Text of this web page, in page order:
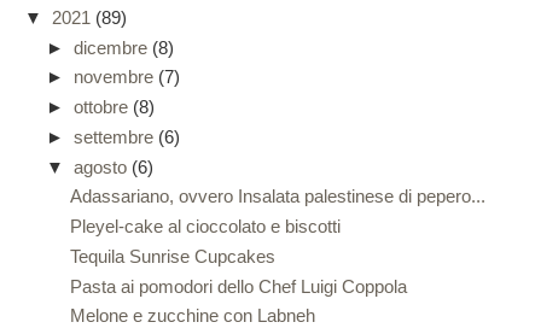
▼ 2021 (89)
► dicembre (8)
► novembre (7)
► ottobre (8)
► settembre (6)
▼ agosto (6)
Adassariano, ovvero Insalata palestinese di pepero...
Pleyel-cake al cioccolato e biscotti
Tequila Sunrise Cupcakes
Pasta ai pomodori dello Chef Luigi Coppola
Melone e zucchine con Labneh